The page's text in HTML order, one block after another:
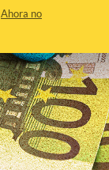
Ahora no